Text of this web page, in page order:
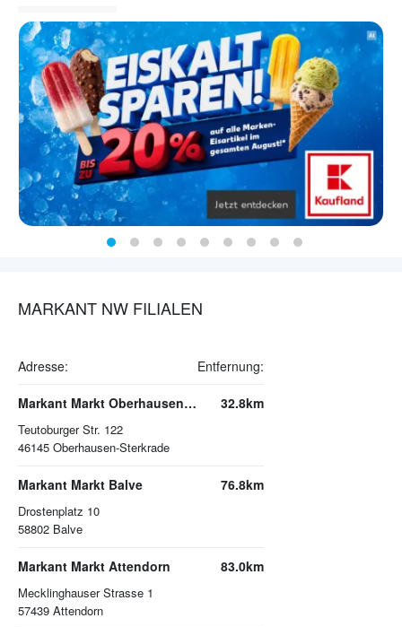
MARKANT NW FILIALEN
Adresse: Entfernung:
Markant Markt Oberhausen-Sterkrade
Teutoburger Str. 122
46145 Oberhausen-Sterkrade
32.8km
Markant Markt Balve
Drostenplatz 10
58802 Balve
76.8km
Markant Markt Attendorn
Mecklinghauser Strasse 1
57439 Attendorn
83.0km